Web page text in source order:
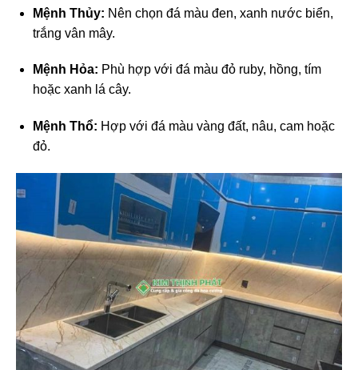
Mệnh Thủy: Nên chọn đá màu đen, xanh nước biển,
trắng vân mây.
Mệnh Hỏa: Phù hợp với đá màu đỏ ruby, hồng, tím
hoặc xanh lá cây.
Mệnh Thổ: Hợp với đá màu vàng đất, nâu, cam hoặc
đỏ.